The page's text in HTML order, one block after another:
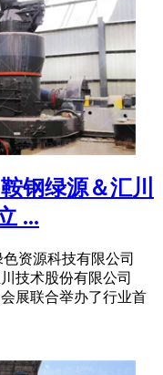
钢绿源＆汇川
...
资源科技有限公司
技术股份有限公司
展联合举办了行业首